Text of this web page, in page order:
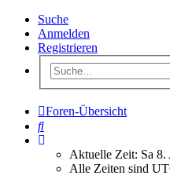
Suche
Anmelden
Registrieren
Foren-Übersicht
Suche
Aktuelle Zeit: Sa
Alle Zeiten sind